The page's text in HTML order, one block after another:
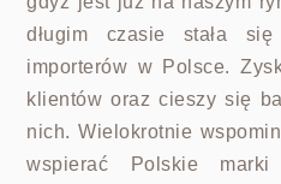
długim czasie stała
importerów w Polsce.
klientów oraz cieszy się
nich. Wielokrotnie
wspierać Polskie